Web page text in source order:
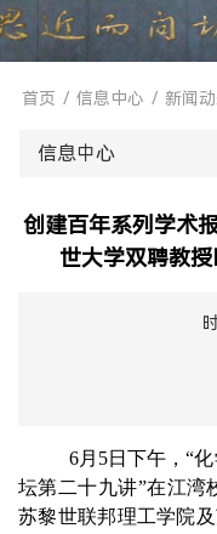
首页 / 信息中心 / 新闻
信息中心
创建百年系列学术
世大学双聘教
6月5日下午，“
坛第二十九讲”在江湾
苏黎世联邦理工学院